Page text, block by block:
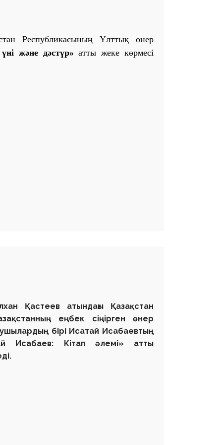
Республикасының Ұлттық өнер
және дәстүр» атты жеке көрмесі
Қастеев атындағы Қазақстан
еңбек сіңірген өнер
бірі Исатай Исабаевтың
Исабаев: Кітап әлемі» атты